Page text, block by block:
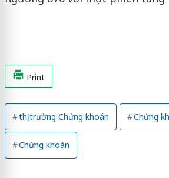
Print
thị trường Chứng khoán Chứng
Chứng khoán